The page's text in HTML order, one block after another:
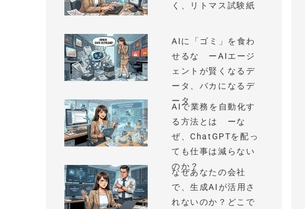
く、リトマス試験紙
AIに「ゴミ」を食わ
せるな ーAIエージ
ェントが賢くなるデ
ータ、バカになるデ
ータ
AIで業務を自動化す
る方法とは ーな
ぜ、ChatGPTを配っ
ても仕事は減らない
のか？
なぜあなたの会社
で、生成AIが活用さ
れないのか？どこで